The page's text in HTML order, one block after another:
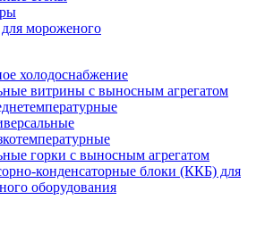
мороженого
холодоснабжение
витрины с выносным агрегатом
горки с выносным агрегатом
конденсаторные блоки (ККБ) для
оборудования